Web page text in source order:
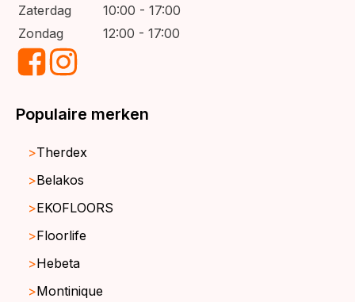
Zaterdag
10:00 - 17:00
Zondag
12:00 - 17:00
Populaire merken
Therdex
Belakos
EKOFLOORS
Floorlife
Hebeta
Montinique